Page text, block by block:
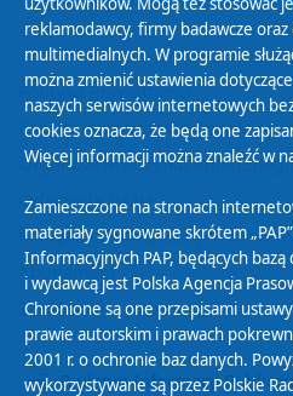
Polityka Prywatności
Zasady korzystania z Serwisu
Organizacje Pożytku
Cyfryzacja DAB+
Polityka ochrony danych
Abonament
Zamówienia publiczne
Biuletyn Informacji
reklamodawcy, firmy badawcze
multimedialnych. W programie
można zmienić ustawienia
naszych serwisów internetowych
cookies oznacza, że będą one
Więcej informacji można znaleźć w
Zamieszczone na stronach
materiały sygnowane skrótem
Informacyjnych PAP, będących
i wydawcą jest Polska Agencja
Chronione są one przepisami
prawie autorskim i prawach
2001 r. o ochronie baz danych.
wykorzystywane są przez Polskie